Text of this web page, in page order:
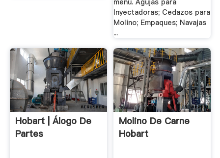
menú. Agujas para
Inyectadoras; Cedazos para
Molino; Empaques; Navajas
...
Hobart | Álogo De
Partes
Molino De Carne
Hobart